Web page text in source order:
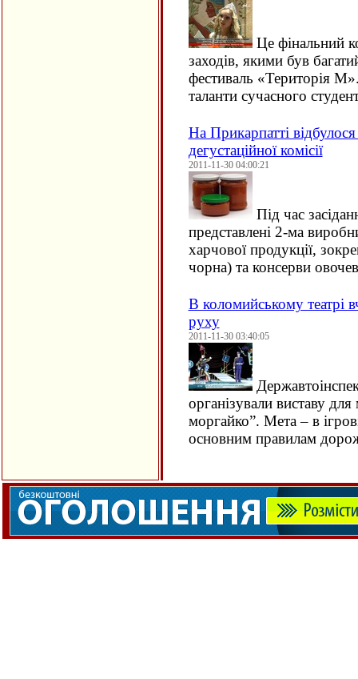
Це фінальний
заходів, якими був
фестиваль «Територія
таланти сучасного
На Прикарпатті
дегустаційної комісії
2011-11-30 04:00:21
Під час
представлені 2-ма
харчової продукції,
чорна) та консерви
В коломийському театрі
руху
2011-11-30 03:40:05
організували виставу
моргайко”. Мета – в
основним правилам